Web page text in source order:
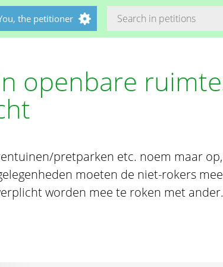
the petitioner
openbare
pretparken etc. noem maar
moeten de niet-rokers
worden mee te roken met ander.